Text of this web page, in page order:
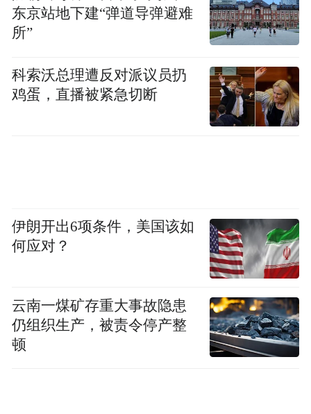
购倡议，与法国、德国等12个欧洲国家投资
超过500亿美元用于研发远程精确武器，以加
路透社称，北约领导人公布巨额军火交易订
单，极力传达这样一个信息——他们正在听
据彭博社报道，北约正在考虑取消明年的年
度峰会，部分原因是希望减少与特朗普之间
的正面冲突，也避免引起舆论对东道主——
北约防务支出最低的国家之一阿尔巴尼亚的
关注。路透社称，北约本希望在经历艰难的
一年后展现团结，而美伊战事等却再次让这
东京站地下建“弹道导弹避难
所”
科索沃总理遭反对派议员扔
鸡蛋，直播被紧急切断
伊朗开出6项条件，美国该如
何应对？
云南一煤矿存重大事故隐患
仍组织生产，被责令停产整
顿